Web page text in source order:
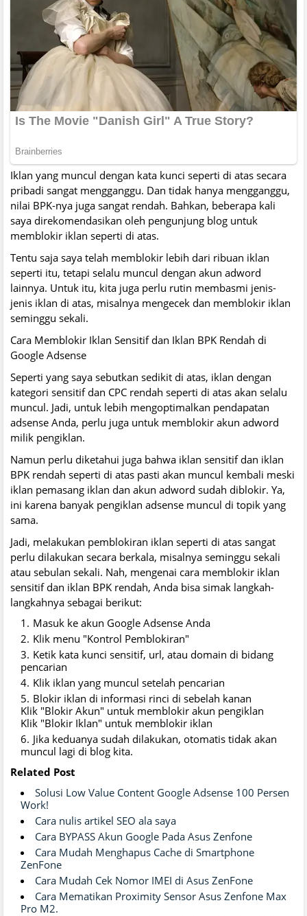
Iklan yang muncul dengan kata kunci seperti di atas secara
pribadi sangat mengganggu. Dan tidak hanya mengganggu,
nilai BPK-nya juga sangat rendah. Bahkan, beberapa kali
saya direkomendasikan oleh pengunjung blog untuk
memblokir iklan seperti di atas.
Tentu saja saya telah memblokir lebih dari ribuan iklan
seperti itu, tetapi selalu muncul dengan akun adword
lainnya. Untuk itu, kita juga perlu rutin membasmi jenis-
jenis iklan di atas, misalnya mengecek dan memblokir iklan
seminggu sekali.
Cara Memblokir Iklan Sensitif dan Iklan BPK Rendah di
Google Adsense
Seperti yang saya sebutkan sedikit di atas, iklan dengan
kategori sensitif dan CPC rendah seperti di atas akan selalu
muncul. Jadi, untuk lebih mengoptimalkan pendapatan
adsense Anda, perlu juga untuk memblokir akun adword
milik pengiklan.
Namun perlu diketahui juga bahwa iklan sensitif dan iklan
BPK rendah seperti di atas pasti akan muncul kembali meski
iklan pemasang iklan dan akun adword sudah diblokir. Ya,
ini karena banyak pengiklan adsense muncul di topik yang
sama.
Jadi, melakukan pemblokiran iklan seperti di atas sangat
perlu dilakukan secara berkala, misalnya seminggu sekali
atau sebulan sekali. Nah, mengenai cara memblokir iklan
sensitif dan iklan BPK rendah, Anda bisa simak langkah-
langkahnya sebagai berikut:
Masuk ke akun Google Adsense Anda
Klik menu "Kontrol Pemblokiran"
Ketik kata kunci sensitif, url, atau domain di bidang
pencarian
Klik iklan yang muncul setelah pencarian
Blokir iklan di informasi rinci di sebelah kanan
Klik "Blokir Akun" untuk memblokir akun pengiklan
Klik "Blokir Iklan" untuk memblokir iklan
Jika keduanya sudah dilakukan, otomatis tidak akan
muncul lagi di blog kita.
Related Post
Solusi Low Value Content Google Adsense 100 Persen
Work!
Cara nulis artikel SEO ala saya
Cara BYPASS Akun Google Pada Asus Zenfone
Cara Mudah Menghapus Cache di Smartphone
ZenFone
Cara Mudah Cek Nomor IMEI di Asus ZenFone
Cara Mematikan Proximity Sensor Asus Zenfone Max
Pro M2.